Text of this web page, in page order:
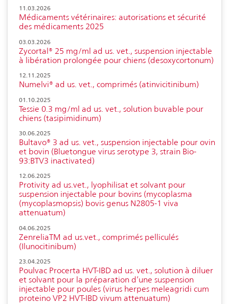
11.03.2026
Médicaments vétérinaires: autorisations et sécurité
des médicaments 2025
03.03.2026
Zycortal® 25 mg/ml ad us. vet., suspension injectable
à libération prolongée pour chiens (desoxycortonum)
12.11.2025
Numelvi® ad us. vet., comprimés (atinvicitinibum)
01.10.2025
Tessie 0.3 mg/ml ad us. vet., solution buvable pour
chiens (tasipimidinum)
30.06.2025
Bultavo® 3 ad us. vet., suspension injectable pour ovin
et bovin (Bluetongue virus serotype 3, strain Bio-
93:BTV3 inactivated)
12.06.2025
Protivity ad us.vet., lyophilisat et solvant pour
suspension injectable pour bovins (mycoplasma
(mycoplasmopsis) bovis genus N2805-1 viva
attenuatum)
04.06.2025
ZenreliaTM ad us.vet., comprimés pelliculés
(Ilunocitinibum)
23.04.2025
Poulvac Procerta HVT-IBD ad us. vet., solution à diluer
et solvant pour la préparation d’une suspension
injectable pour poules (virus herpes meleagridi cum
proteino VP2 HVT-IBD vivum attenuatum)